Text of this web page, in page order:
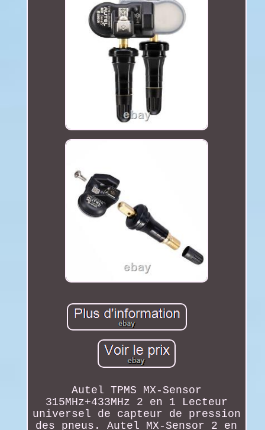
Autel TPMS MX-Sensor
315MHz+433MHz 2 en 1 Lecteur
universel de capteur de pression
des pneus. Autel MX-Sensor 2 en